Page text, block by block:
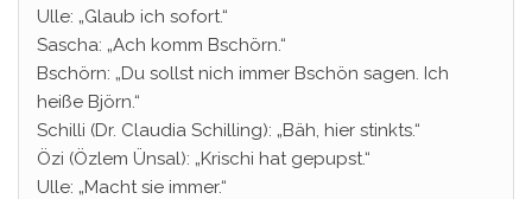
Ulle: „Glaub ich sofort.“
Sascha: „Ach komm Bschörn.“
Bschörn: „Du sollst nich immer Bschön sagen. Ich
heiße Björn.“
Schilli (Dr. Claudia Schilling): „Bäh, hier stinkts.“
Özi (Özlem Ünsal): „Krischi hat gepupst.“
Ulle: „Macht sie immer.“